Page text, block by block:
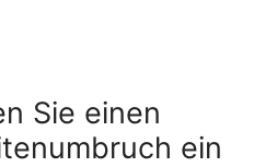
Sie einen
ein